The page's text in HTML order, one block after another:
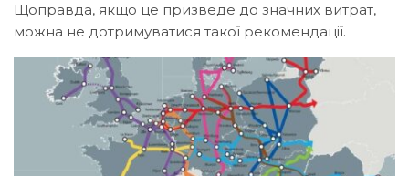
Щоправда, якщо це призведе до значних витрат,
можна не дотримуватися такої рекомендації.